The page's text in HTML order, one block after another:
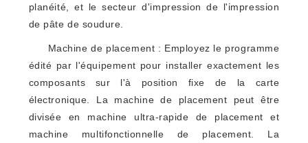
planéité, et le secteur d'impression de l'impression
de pâte de soudure.
Machine de placement : Employez le programme
édité par l'équipement pour installer exactement les
composants sur l'à position fixe de la carte
électronique. La machine de placement peut être
divisée en machine ultra-rapide de placement et
machine multifonctionnelle de placement. La